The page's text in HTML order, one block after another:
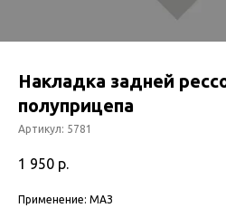
Накладка задней
полуприцепа
Артикул: 5781
1 950 р.
Применение: МАЗ